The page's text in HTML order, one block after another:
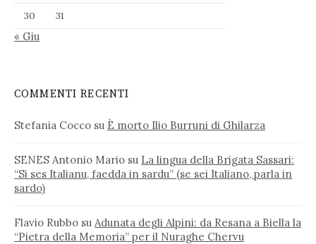
30
31
« Giu
COMMENTI RECENTI
Stefania Cocco su È morto Ilio Burruni di Ghilarza
SENES Antonio Mario su La lingua della Brigata Sassari:
“Si ses Italianu, faedda in sardu” (se sei Italiano, parla in
sardo)
Flavio Rubbo su Adunata degli Alpini: da Resana a Biella la
“Pietra della Memoria” per il Nuraghe Chervu